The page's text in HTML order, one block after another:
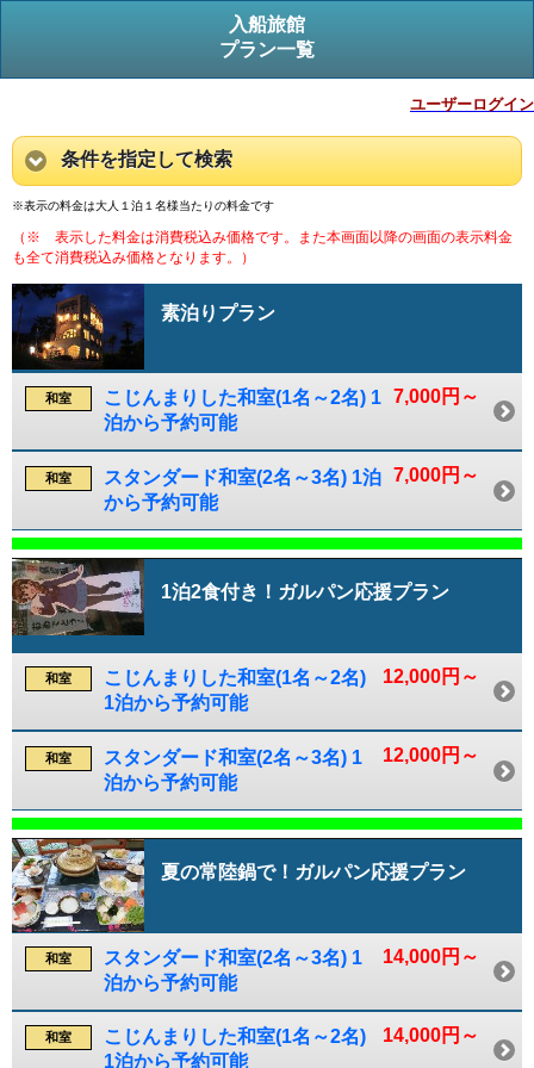
入船旅館
プラン一覧
ユーザーログイン
条件を指定して検索
※表示の料金は大人１泊１名様当たりの料金です
（※ 表示した料金は消費税込み価格です。また本画面以降の画面の表示料金
も全て消費税込み価格となります。）
素泊りプラン
7,000円～
和室
こじんまりした和室(1名～2名) 1
泊から予約可能
7,000円～
和室
スタンダード和室(2名～3名) 1泊
から予約可能
1泊2食付き！ガルパン応援プラン
12,000円～
和室
こじんまりした和室(1名～2名)
1泊から予約可能
12,000円～
和室
スタンダード和室(2名～3名) 1
泊から予約可能
夏の常陸鍋で！ガルパン応援プラン
14,000円～
和室
スタンダード和室(2名～3名) 1
泊から予約可能
14,000円～
和室
こじんまりした和室(1名～2名)
1泊から予約可能